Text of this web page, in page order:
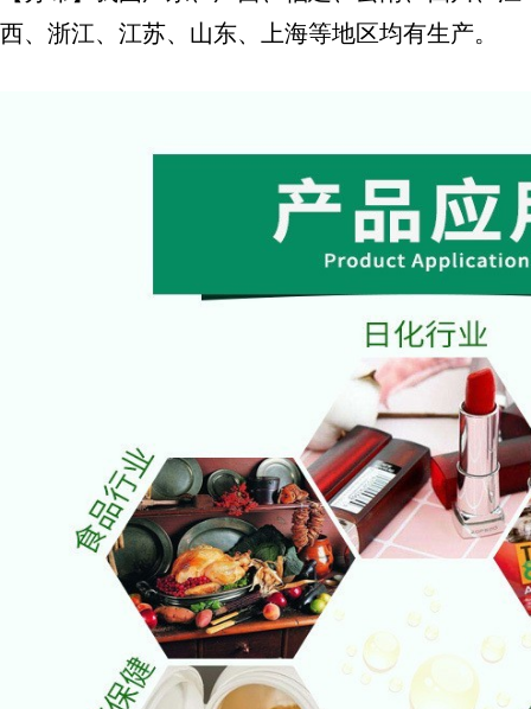
西、浙江、江苏、山东、上海等地区均有生产。